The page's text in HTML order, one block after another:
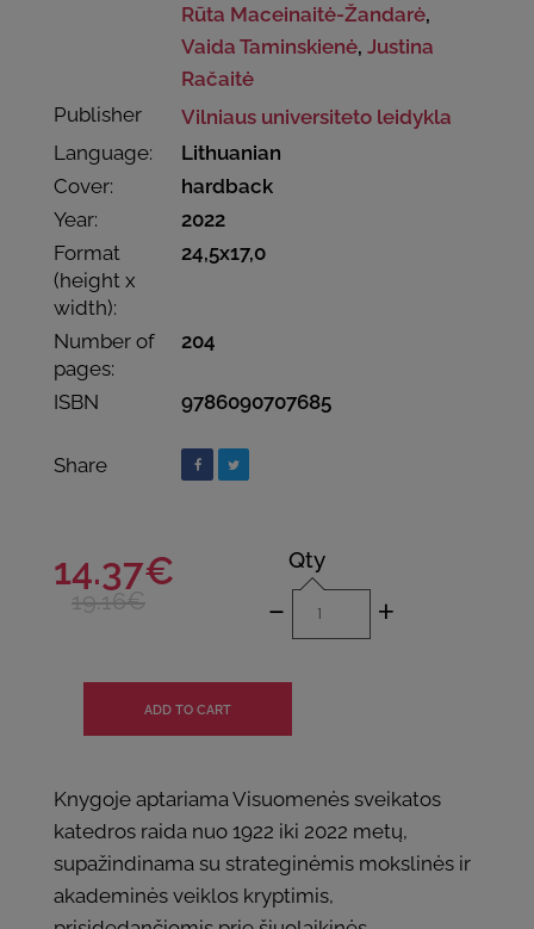
Rūta Maceinaitė-Žandarė,
Vaida Taminskienė,Justina
Račaitė
Publisher
Vilniaus universiteto leidykla
Language:
Lithuanian
Cover:
hardback
Year:
2022
Format
(height x
width):
24,5x17,0
Number of
pages:
204
ISBN 9786090707685
Share
14.37€
19.16€
Qty
- +
Knygoje aptariama Visuomenės sveikatos
katedros raida nuo 1922 iki 2022 metų,
supažindinama su strateginėmis mokslinės ir
akademinės veiklos kryptimis,